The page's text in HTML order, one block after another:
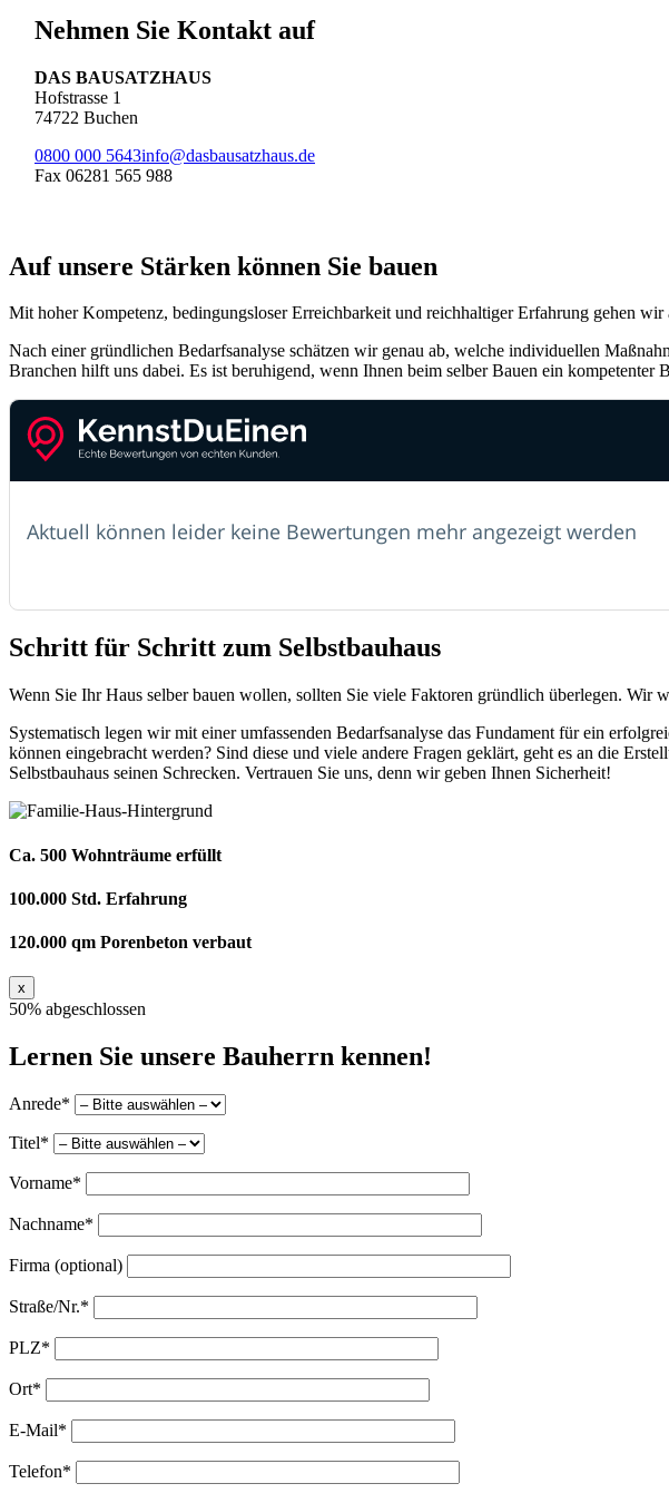
Nehmen Sie Kontakt auf
DAS BAUSATZHAUS
Hofstrasse 1
74722 Buchen
0800 000 5643info@dasbausatzhaus.de
Fax 06281 565 988
Auf unsere Stärken können Sie bauen
Mit hoher Kompetenz, bedingungsloser Erreichbarkeit und reichhaltiger Erfahrung gehen
Nach einer gründlichen Bedarfsanalyse schätzen wir genau ab, welche individuellen
Branchen hilft uns dabei. Es ist beruhigend, wenn Ihnen beim selber Bauen ein kompetenter
Aktuell können leider keine Bewertungen mehr angezeigt werden
Schritt für Schritt zum Selbstbauhaus
Wenn Sie Ihr Haus selber bauen wollen, sollten Sie viele Faktoren gründlich überlegen. Wir
Systematisch legen wir mit einer umfassenden Bedarfsanalyse das Fundament für ein
können eingebracht werden? Sind diese und viele andere Fragen geklärt, geht es an die
Selbstbauhaus seinen Schrecken. Vertrauen Sie uns, denn wir geben Ihnen Sicherheit!
Ca. 500 Wohnträume erfüllt
100.000 Std. Erfahrung
120.000 qm Porenbeton verbaut
x
50% abgeschlossen
Lernen Sie unsere Bauherrn kennen!
Anrede*
Titel*
Vorname*
Nachname*
Firma (optional)
Straße/Nr.*
PLZ*
Ort*
E-Mail*
Telefon*